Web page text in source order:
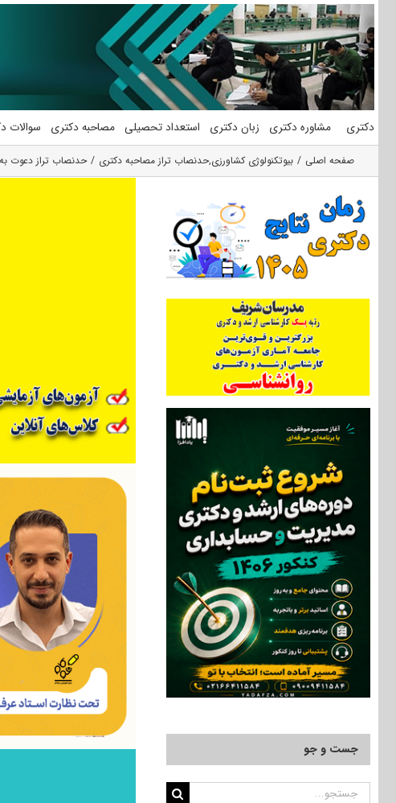
محتوا
دکتری مشاوره دکتری زبان دکتری استعداد تحصیلی مصاحبه دکتری سوالات
صفحه اصلی بیوتکنولوژی کشاورزی,حدنصاب تراز مصاحبه دکتری حدنصاب تراز دعوت
جست و جو
جستجو